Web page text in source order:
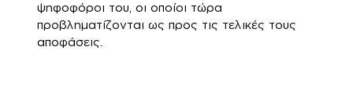
ψηφοφόροι του, οι οποίοι τώρα
προβληματίζονται ως προς τις τελικές τους
αποφάσεις.